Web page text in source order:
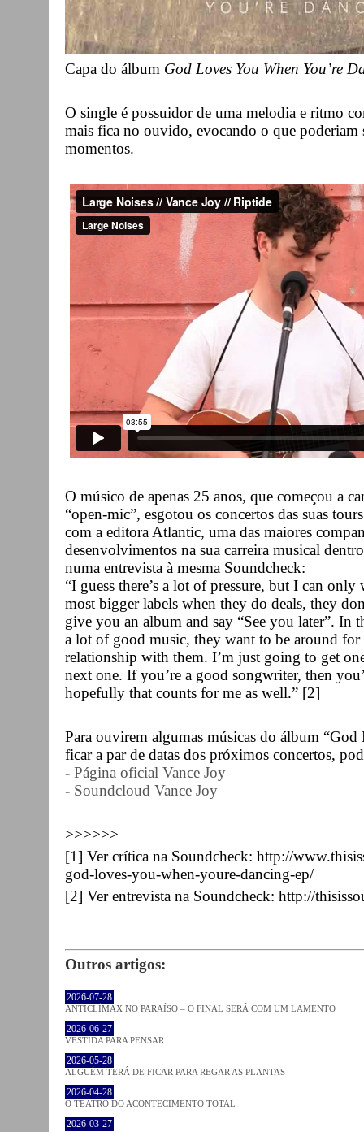
Capa do álbum God Loves You When You’re
O single é possuidor de uma melodia e ritmo
mais fica no ouvido, evocando o que poderiam
momentos.
O músico de apenas 25 anos, que começou a
“open-mic”, esgotou os concertos das suas
com a editora Atlantic, uma das maiores
desenvolvimentos na sua carreira musical
numa entrevista à mesma Soundcheck:
“I guess there’s a lot of pressure, but I can
most bigger labels when they do deals, they
give you an album and say “See you later”. In
a lot of good music, they want to be around
relationship with them. I’m just going to get
next one. If you’re a good songwriter, then
hopefully that counts for me as well.” [2]
Para ouvirem algumas músicas do álbum
ficar a par de datas dos próximos concertos,
- Página oficial Vance Joy
- Soundcloud Vance Joy
>>>>>>
[1] Ver crítica na Soundcheck: http://
god-loves-you-when-youre-dancing-ep/
[2] Ver entrevista na Soundcheck: http://
Outros artigos:
2026-07-28
ANTICLÍMAX NO PARAÍSO – O FINAL SERÁ COM UM LAMENTO
2026-06-27
VESTIDA PARA PENSAR
2026-05-28
ALGUÉM TERÁ DE FICAR PARA REGAR AS PLANTAS
2026-04-28
O TEATRO DO ACONTECIMENTO TOTAL
2026-03-27